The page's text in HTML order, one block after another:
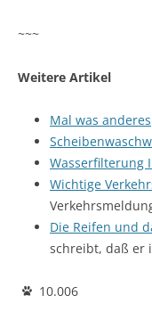
~~~
Weitere Artikel
Mal was anderes
Wasserfilterung
Wichtige
Die Reifen und
schreibt, daß er
10.006